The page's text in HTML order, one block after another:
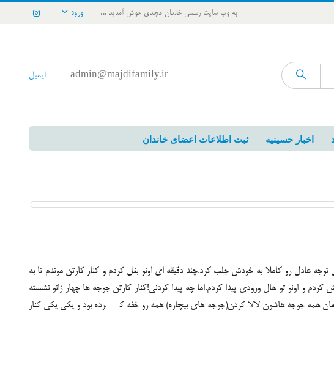
به وب سایت رسمی خاندان مجدی خوش آمدید ... ورود
admin@majdifamily.ir ایمیل
اخبار حسینیه ثبت اطلاعات اعضای خاندان
عادل رو کاملا به خودش جلب کرد.چند دقیقه ای اونو بغل کردم و کنار کارتن موندم تا به
و اونو تو هال ورودی پیدا کردم.اما چه پیدا کردنی!کنار کارتن جوجه ها چهار زانو نشسته
همه جوجه هاشون لالا کردن(جوجه های بیچاره) همه رو خفه کــــرده بود و یکی یکی کنار